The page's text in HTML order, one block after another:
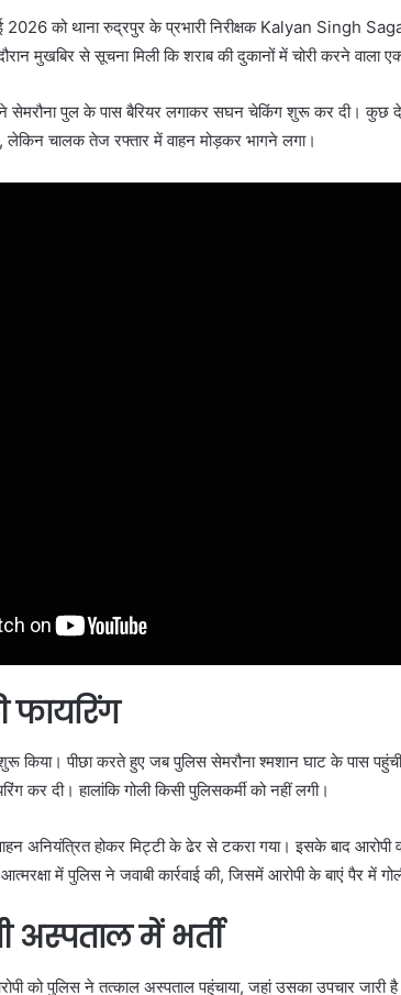
को थाना रुद्रपुर के प्रभारी निरीक्षक Kalyan Singh
मुखबिर से सूचना मिली कि शराब की दुकानों में चोरी करने वाला
सेमरौना पुल के पास बैरियर लगाकर सघन चेकिंग शुरू कर दी। कुछ
लेकिन चालक तेज रफ्तार में वाहन मोड़कर भागने लगा।
फायरिंग
किया। पीछा करते हुए जब पुलिस सेमरौना श्मशान घाट के पास
कर दी। हालांकि गोली किसी पुलिसकर्मी को नहीं लगी।
अनियंत्रित होकर मिट्टी के ढेर से टकरा गया। इसके बाद
में पुलिस ने जवाबी कार्रवाई की, जिसमें आरोपी के बाएं पैर में
अस्पताल में भर्ती
को पुलिस ने तत्काल अस्पताल पहुंचाया, जहां उसका उपचार जारी